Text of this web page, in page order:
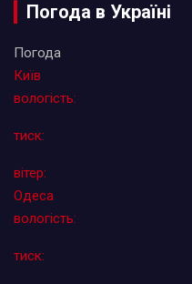
Погода в Україні
Погода
Київ
вологість:
тиск:
вітер:
Одеса
вологість:
тиск: